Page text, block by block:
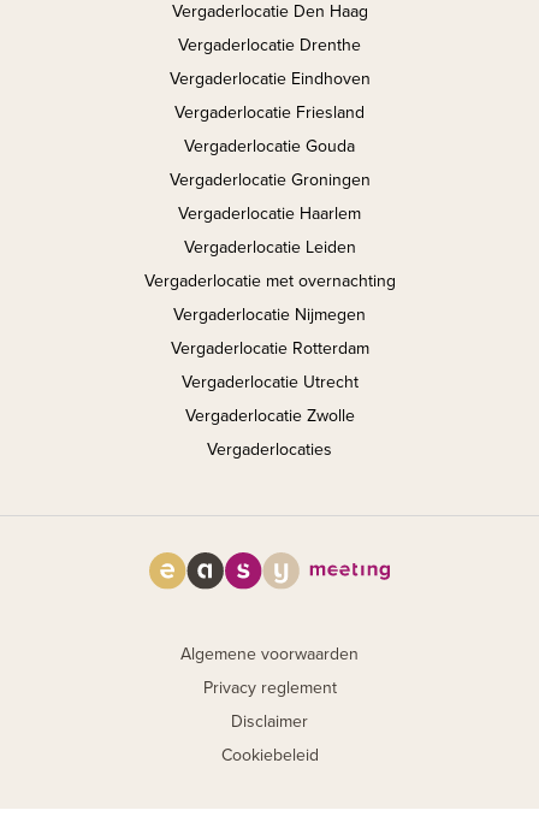
Vergaderlocatie Den Haag
Vergaderlocatie Drenthe
Vergaderlocatie Eindhoven
Vergaderlocatie Friesland
Vergaderlocatie Gouda
Vergaderlocatie Groningen
Vergaderlocatie Haarlem
Vergaderlocatie Leiden
Vergaderlocatie met overnachting
Vergaderlocatie Nijmegen
Vergaderlocatie Rotterdam
Vergaderlocatie Utrecht
Vergaderlocatie Zwolle
Vergaderlocaties
Algemene voorwaarden
Privacy reglement
Disclaimer
Cookiebeleid